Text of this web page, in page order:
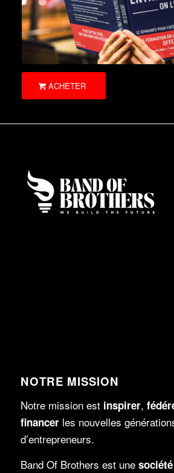
ACHETER
NOTRE MISSION
Notre mission est inspirer,
fnancer les nouvelles
d’entrepreneurs.
Band Of Brothers est une